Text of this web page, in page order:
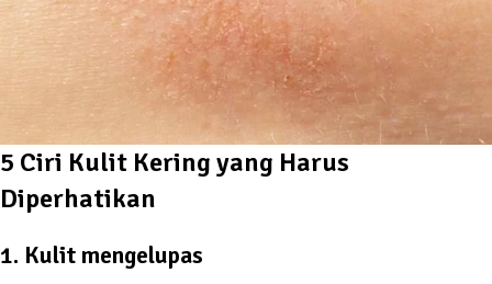
5 Ciri Kulit Kering yang Harus
Diperhatikan
1. Kulit mengelupas